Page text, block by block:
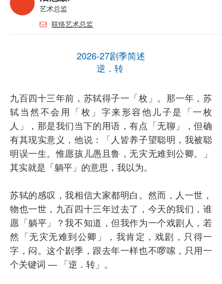
艺术总监
联络艺术总监
2026-27剧季简述
逆．转
九百四十三年前，苏轼得子一「枚」。那一年，苏
轼当然不会用「枚」字来形容他儿子是「一枚
人」，那是我们当下的用语，有点「无聊」，但确
有其现实意义，他说：「人皆养子望聪明，我被聪
明误一生。惟愿孩儿愚且鲁，无灾无难到公卿。」
其实就是「躺平」的意思，我以为。
苏轼的感叹，我相信大家都明白。然而，人一世，
物也一世，九百四十三年过去了，今天的我们，谁
愿「躺平」？我不知道，但我作为一个戏剧人，若
然「无灾无难到公卿」，我肯定，戏剧，只得一
字，闷。这个剧季，跟去年一样也不啰嗦，只用一
个关键词 — 「逆．转」。